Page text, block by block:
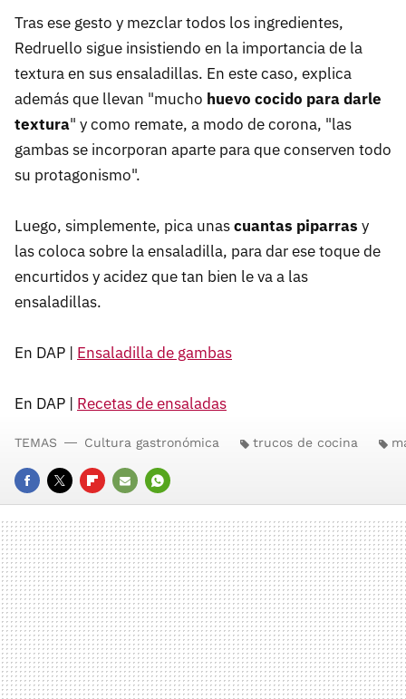
Tras ese gesto y mezclar todos los ingredientes,
Redruello sigue insistiendo en la importancia de la
textura en sus ensaladillas. En este caso, explica
además que llevan "mucho huevo cocido para darle
textura" y como remate, a modo de corona, "las
gambas se incorporan aparte para que conserven todo
su protagonismo".
Luego, simplemente, pica unascuantas piparras y
las coloca sobre la ensaladilla, para dar ese toque de
encurtidos y acidez que tan bien le va a las
ensaladillas.
En DAP | Ensaladilla de gambas
En DAP | Recetas de ensaladas
FACEBOOK
TWITTERFLIPBOARD
E-
MAIL
WHATSAPP
TEMAS Cultura gastronómica trucos de cocina